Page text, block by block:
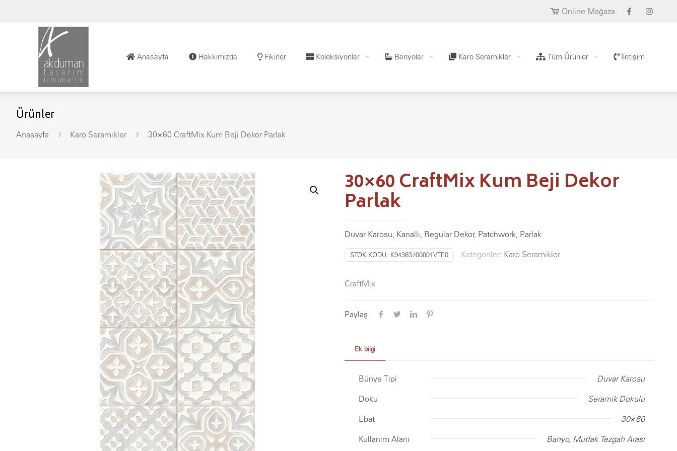
Online Mağaza
Anasayfa Hakkımızda Fikirler Koleksiyonlar Banyolar Karo Seramikler Tüm Ürünler İletişim
Ürünler
Anasayfa Karo Seramikler 30×60 CraftMix Kum Beji Dekor Parlak
30×60 CraftMix Kum Beji Dekor
Parlak
Duvar Karosu, Kanallı, Regular Dekor, Patchwork, Parlak
STOK KODU: K94363700001VTE0 Kategoriler: Karo Seramikler
CraftMix
Paylaş
Ek bilgi
Bünye Tipi Duvar Karosu
Doku Seramik Dokulu
Ebat 30×60
Kullanım Alanı Banyo, Mutfak Tezgah Arası